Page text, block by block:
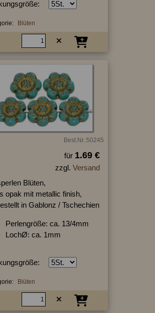
Blüten
Best.Nr.:50245
für 1.69 €
zzgl. Versand
Blüten,
opak mit metallic finish,
in Gablonz / Tschechien
Perlengröße: ca. 13/4mm
LochØ: ca. 1mm
Blüten